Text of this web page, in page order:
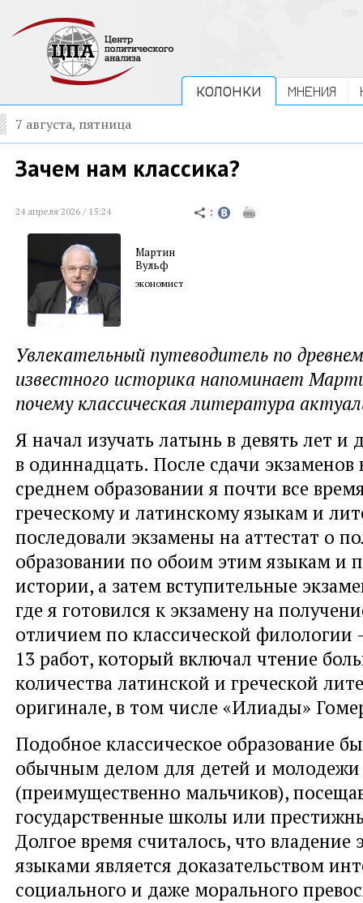
КОЛОНКИ МНЕНИЯ
7 августа, пятница
Зачем нам классика?
24 апреля 2026 / 15:24
Мартин
Вульф
экономист
Увлекательный путеводитель по
известного историка напоминает
почему классическая литература
Я начал изучать латынь в девять лет и
в одиннадцать. После сдачи экзаменов
среднем образовании я почти все
греческому и латинскому языкам и
последовали экзамены на аттестат о
образовании по обоим этим языкам и
истории, а затем вступительные
где я готовился к экзамену на
отличием по классической филологии
13 работ, который включал чтение
количества латинской и греческой
оригинале, в том числе «Илиады»
Подобное классическое образование
обычным делом для детей и молодежи
(преимущественно мальчиков),
государственные школы или
Долгое время считалось, что
языками является доказательством
социального и даже морального